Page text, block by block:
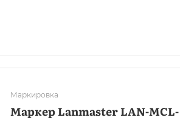
Маркировка
Маркер Lanmaster LAN-MCL-